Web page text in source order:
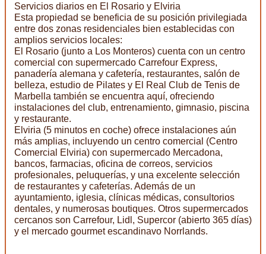
Servicios diarios en El Rosario y Elviria
Esta propiedad se beneficia de su posición privilegiada
entre dos zonas residenciales bien establecidas con
amplios servicios locales:
El Rosario (junto a Los Monteros) cuenta con un centro
comercial con supermercado Carrefour Express,
panadería alemana y cafetería, restaurantes, salón de
belleza, estudio de Pilates y El Real Club de Tenis de
Marbella también se encuentra aquí, ofreciendo
instalaciones del club, entrenamiento, gimnasio, piscina
y restaurante.
Elviria (5 minutos en coche) ofrece instalaciones aún
más amplias, incluyendo un centro comercial (Centro
Comercial Elviria) con supermercado Mercadona,
bancos, farmacias, oficina de correos, servicios
profesionales, peluquerías, y una excelente selección
de restaurantes y cafeterías. Además de un
ayuntamiento, iglesia, clínicas médicas, consultorios
dentales, y numerosas boutiques. Otros supermercados
cercanos son Carrefour, Lidl, Supercor (abierto 365 días)
y el mercado gourmet escandinavo Norrlands.